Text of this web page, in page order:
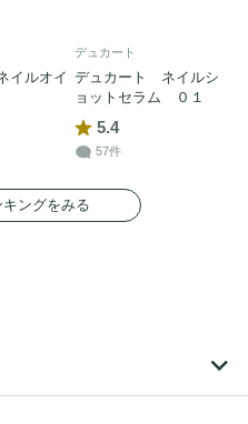
イルオイ
デュカート
デュカート ネイルシ
ョットセラム ０１
5.4
57件
ングをみる